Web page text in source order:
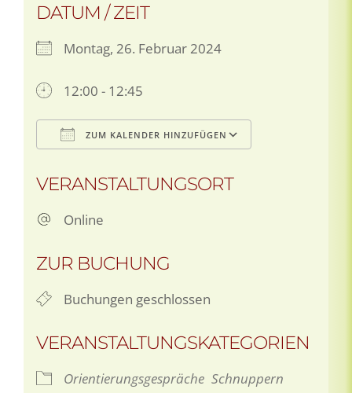
DATUM / ZEIT
Montag, 26. Februar 2024
12:00 - 12:45
ZUM KALENDER HINZUFÜGEN
VERANSTALTUNGSORT
Online
ZUR BUCHUNG
Buchungen geschlossen
VERANSTALTUNGSKATEGORIEN
Orientierungsgespräche Schnuppern